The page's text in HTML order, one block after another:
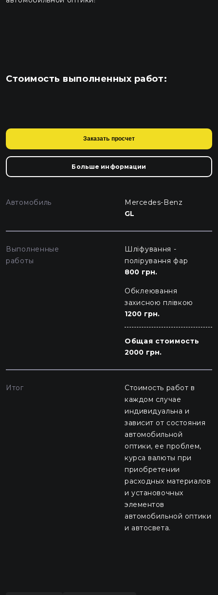
Стоимость выполненных работ:
Заказать просчет
Больше информации
Автомобиль
Mercedes-Benz
GL
Выполненные
работы
Шліфування -
полірування фар
800 грн.
Обклеювання
захисною плівкою
1200 грн.
Общая стоимость
2000 грн.
Итог
Стоимость работ в
каждом случае
индивидуальна и
зависит от состояния
автомобильной
оптики, ее проблем,
курса валюты при
приобретении
расходных материалов
и установочных
элементов
автомобильной оптики
и автосвета.